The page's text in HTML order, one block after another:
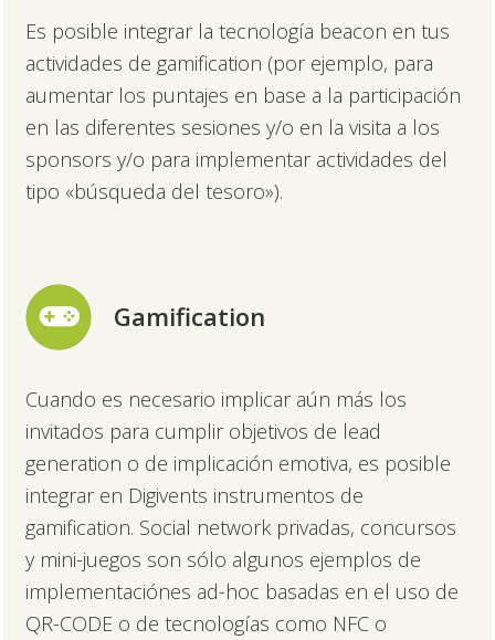
Es posible integrar la tecnología beacon en tus
actividades de gamification (por ejemplo, para
aumentar los puntajes en base a la participación
en las diferentes sesiones y/o en la visita a los
sponsors y/o para implementar actividades del
tipo «búsqueda del tesoro»).
Gamification
Cuando es necesario implicar aún más los
invitados para cumplir objetivos de lead
generation o de implicación emotiva, es posible
integrar en Digivents instrumentos de
gamification. Social network privadas, concursos
y mini-juegos son sólo algunos ejemplos de
implementaciónes ad-hoc basadas en el uso de
QR-CODE o de tecnologías como NFC o